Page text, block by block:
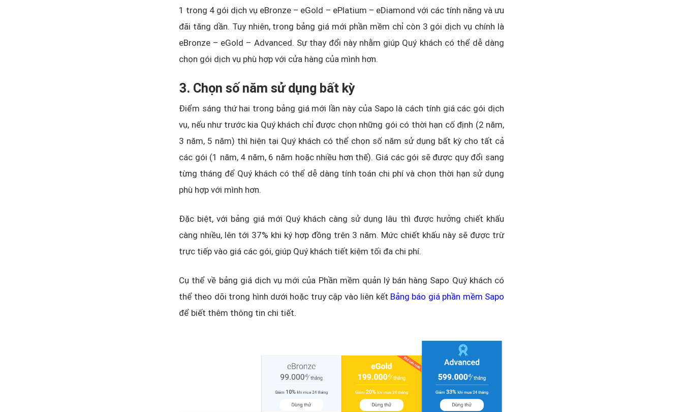
1 trong 4 gói dịch vụ eBronze – eGold – ePlatium – eDiamond với các tính năng và ưu
đãi tăng dần. Tuy nhiên, trong bảng giá mới phần mềm chỉ còn 3 gói dịch vụ chính là
eBronze – eGold – Advanced. Sự thay đổi này nhằm giúp Quý khách có thể dễ dàng
chọn gói dịch vụ phù hợp với cửa hàng của mình hơn.
3. Chọn số năm sử dụng bất kỳ
Điểm sáng thứ hai trong bảng giá mới lần này của Sapo là cách tính giá các gói dịch
vụ, nếu như trước kia Quý khách chỉ được chọn những gói có thời hạn cố định (2 năm,
3 năm, 5 năm) thì hiện tại Quý khách có thể chọn số năm sử dụng bất kỳ cho tất cả
các gói (1 năm, 4 năm, 6 năm hoặc nhiều hơn thế). Giá các gói sẽ được quy đổi sang
từng tháng để Quý khách có thể dễ dàng tính toán chi phí và chọn thời hạn sử dụng
phù hợp với mình hơn.
Đặc biệt, với bảng giá mới Quý khách càng sử dụng lâu thì được hưởng chiết khấu
càng nhiều, lên tới 37% khi ký hợp đồng trên 3 năm. Mức chiết khấu này sẽ được trừ
trực tiếp vào giá các gói, giúp Quý khách tiết kiệm tối đa chi phí.
Cụ thể về bảng giá dịch vụ mới của Phần mềm quản lý bán hàng Sapo Quý khách có
thể theo dõi trong hình dưới hoặc truy cập vào liên kết Bảng báo giá phần mềm Sapo
để biết thêm thông tin chi tiết.